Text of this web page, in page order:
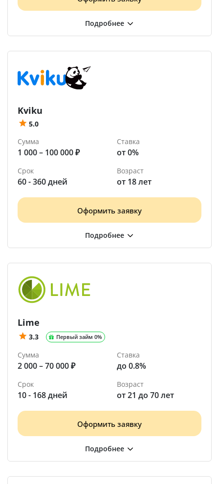
Kviku
5.0
Сумма
1 000 – 100 000 ₽
Ставка
от 0%
Срок
60 - 360 дней
Возраст
от 18 лет
Оформить заявку
Lime
3.3 Первый займ 0%
Сумма
2 000 – 70 000 ₽
Ставка
до 0.8%
Срок
10 - 168 дней
Возраст
от 21 до 70 лет
Оформить заявку